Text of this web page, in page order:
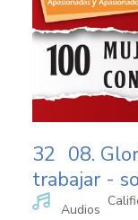
32 08.
trabajar -
Audios